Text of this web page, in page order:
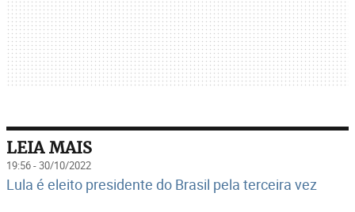
LEIA MAIS
19:56 - 30/10/2022
Lula é eleito presidente do Brasil pela terceira vez